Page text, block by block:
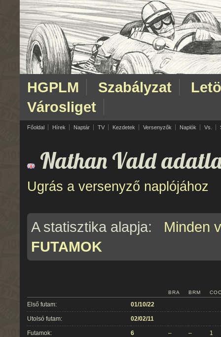
HGPLM Szabályzat
Városliget
Főoldal Hírek Naptár TV Kezdetek Versenyzők Naplók Vs.
Nathan Vald
Ugrás a versenyző naplójához
A statisztika alapja: Minden
FUTAMOK
BRA BRM
Első futam: 01/10/22
Utolsó futam: 02/02/11
Futamok: 6 – – 1